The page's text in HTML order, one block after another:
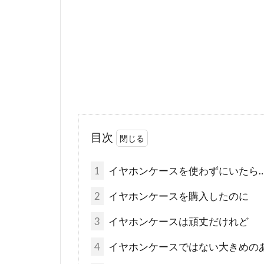
目次
1 イヤホンケースを使わずにいたら
2 イヤホンケースを購入したのに
3 イヤホンケースは頑丈だけれど
4 イヤホンケースではない大きめの